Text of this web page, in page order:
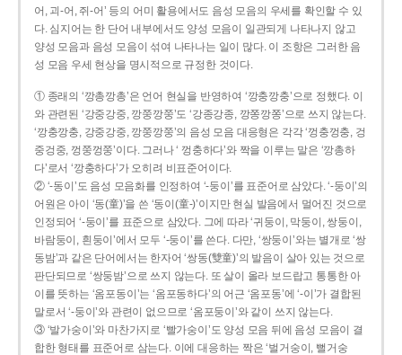
어, 괴-어, 쥐-어’ 등의 어미 활용에서도 음성 모음의 우세를 확인할 수 있
다. 심지어는 한 단어 내부에서도 양성 모음이 일관되게 나타나지 않고
양성 모음과 음성 모음이 섞여 나타나는 일이 많다. 이 조항은 그러한 음
성 모음 우세 현상을 명시적으로 규정한 것이다.
① 종래의 ‘깡총깡총’은 언어 현실을 반영하여 ‘깡충깡충’으로 정했다. 이
와 관련된 ‘강중강중, 깡쭝깡쭝’도 ‘강종강종, 깡쫑깡쫑’으로 쓰지 않는다.
‘깡충깡충, 강중강중, 깡쭝깡쭝’의 음성 모음 대응형은 각각 ‘껑충껑충, 겅
중겅중, 껑쭝껑쭝’이다. 그러나 ‘ 껑충하다’와 짝을 이루는 말은 ‘깡총하
다’로서 ‘깡충하다’가 오히려 비표준어이다.
② ‘-동이’도 음성 모음화를 인정하여 ‘-둥이’를 표준어로 삼았다. ‘-둥이’의
어원은 아이 ‘동(童)’을 쓴 ‘동이(童-)’이지만 현실 발음에서 멀어진 것으로
인정되어 ‘-둥이’를 표준으로 삼았다. 그에 따라 ‘귀둥이, 막둥이, 쌍둥이,
바람둥이, 흰둥이’에서 모두 ‘-둥이’를 쓴다. 다만, ‘쌍둥이’와는 별개로 ‘쌍
동밤’과 같은 단어에서는 한자어 ‘쌍동(雙童)’의 발음이 살아 있는 것으로
판단되므로 ‘쌍둥밤’으로 쓰지 않는다. 또 살이 올라 보드랍고 통통한 아
이를 뜻하는 ‘옴포동이’는 ‘옴포동하다’의 어근 ‘옴포동’에 ‘-이’가 결합된
말로서 ‘-둥이’와 관련이 없으므로 ‘옴포둥이’와 같이 쓰지 않는다.
③ ‘발가숭이’와 마찬가지로 ‘빨가숭이’도 양성 모음 뒤에 음성 모음이 결
합한 형태를 표준어로 삼는다. 이에 대응하는 짝은 ‘벌거숭이, 뻘거숭